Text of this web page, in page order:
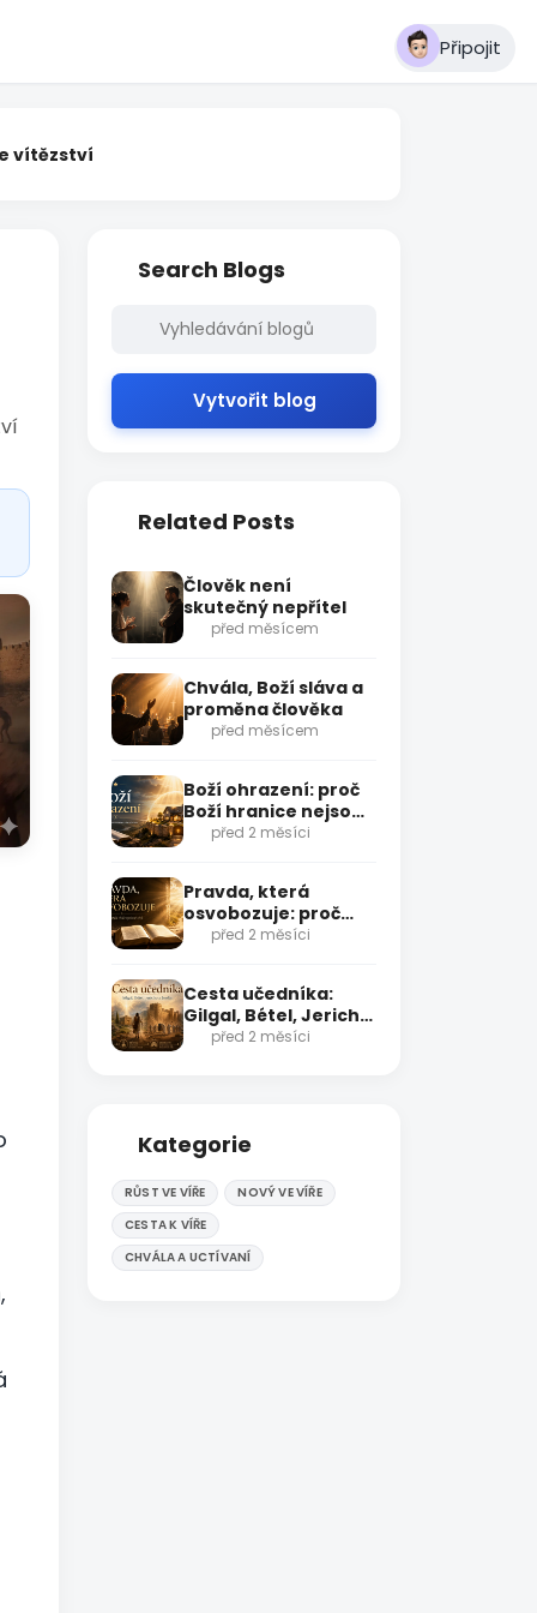
Připojit
vítězství
Search Blogs
Vytvořit blog
Related Posts
Člověk není
skutečný nepřítel
před měsícem
Chvála, Boží sláva a
proměna člověka
před měsícem
Boží ohrazení: proč
Boží hranice nejsou
omezení, ale
před 2 měsíci
Pravda, která
osvobozuje: proč
nestačí vědět
před 2 měsíci
Cesta učedníka:
Gilgal, Bétel, Jericho
a Jordán
před 2 měsíci
Kategorie
RŮST VE VÍŘE
NOVÝ VE VÍŘE
CESTA K VÍŘE
CHVÁLA A UCTÍVANÍ